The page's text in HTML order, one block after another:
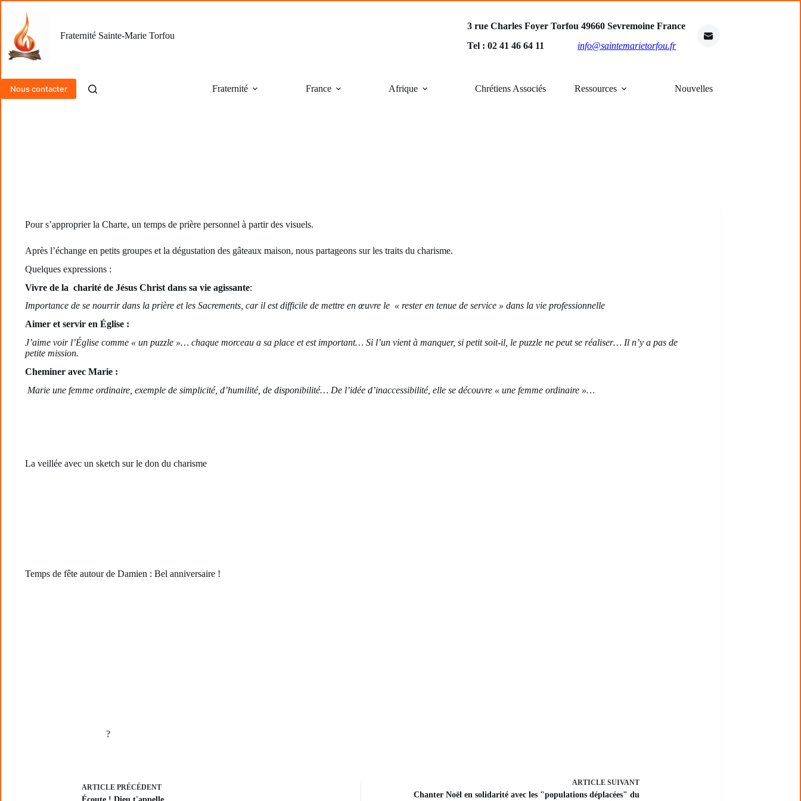
contenu
Fraternité Sainte-Marie Torfou
3 rue Charles Foyer Torfou 49660 Sevremoine France
Tel : 02 41 46 64 11
info@saintemarietorfou.fr
Nous contacter Fraternité France Afrique Chrétiens Associés Ressources Nouvelles
Pour s’approprier la Charte, un temps de prière personnel à partir des visuels.
Après l’échange en petits groupes et la dégustation des gâteaux maison, nous partageons sur les traits du charisme.
Quelques expressions :
Vivre de la charité de Jésus Christ dans sa vie agissante:
Importance de se nourrir dans la prière et les Sacrements, car il est difficile de mettre en œuvre le « rester en tenue de service » dans la vie professionnelle
Aimer et servir en Église :
J’aime voir l’Église comme « un puzzle »… chaque morceau a sa place et est important… Si l’un vient à manquer, si petit soit-il, le puzzle ne peut se réaliser… Il n’y a pas de
petite mission.
Cheminer avec Marie :
Marie une femme ordinaire, exemple de simplicité, d’humilité, de disponibilité… De l’idée d’inaccessibilité, elle se découvre « une femme ordinaire »…
La veillée avec un sketch sur le don du charisme
Temps de fête autour de Damien : Bel anniversaire !
?
ARTICLE PRÉCÉDENT
ARTICLESUIVANT
Chanter Noël en solidarité avec les "populations déplacées" du